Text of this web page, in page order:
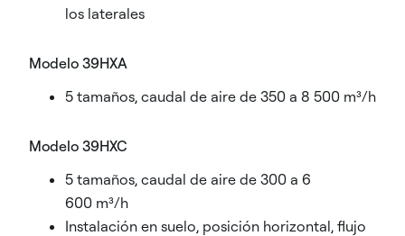
los laterales
Modelo 39HXA
5 tamaños, caudal de aire de 350 a 8 500 m³/h
Modelo 39HXC
5 tamaños, caudal de aire de 300 a 6
600 m³/h
Instalación en suelo, posición horizontal, flujo